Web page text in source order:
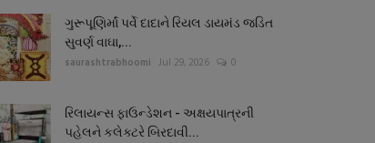
ગુરૂપૂણિર્માં પર્વે દાદાને રિયલ ડાયમંડ જડિત
સુવર્ણ વાઘા,...
saurashtrabhoomi Jul 29, 2026 0
રિલાયન્સ ફાઉન્ડેશન - અક્ષયપાત્રની
પહેલને કલેક્ટરે બિરદાવી...